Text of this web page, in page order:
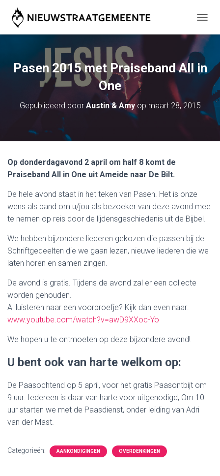
O
G
E
Pasen 2015 met Praiseband All in
One
Gepubliceerd door Austin & Amyop maart 28, 2015
Op donderdagavond 2 april om half 8 komt de
Praiseband All in One uit Ameide naar De Bilt.
De hele avond staat in het teken van Pasen. Het is onze
wens als band om u/jou als bezoeker van deze avond mee
te nemen op reis door de lijdensgeschiedenis uit de Bijbel.
We hebben bijzondere liederen gekozen die passen bij de
Schriftgedeelten die we gaan lezen, nieuwe liederen die we
laten horen en samen zingen.
De avond is gratis. Tijdens de avond zal er een collecte
worden gehouden.
Al luisteren naar een voorproefje? Kijk dan even naar:
www.youtube.com/watch?v=awD9XXoc-Yo
We hopen u te ontmoeten op deze bijzondere avond!
U bent ook van harte welkom op:
De Paasochtend op 5 april, voor het gratis Paasontbijt om
9 uur. Iedereen is daar van harte voor uitgenodigd, Om 10
uur starten we met de Paasdienst, onder leiding van Adri
van der Mast.
Categorieën: AANKONDIGINGEN OVERDENKINGEN